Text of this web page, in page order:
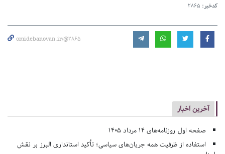
کدخبر: 2865
omidebanovan.ir/@2865
آخرین اخبار
صفحه اول روزنامه‌های 14 مرداد 1405
استفاده از ظرفیت همه جریان‌های سیاسی؛ تأکید استانداری البرز بر نقش